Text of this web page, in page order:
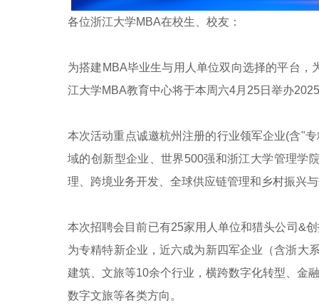
各位浙江大学MBA在校生、校友：
为搭建 MBA毕业生与用人单位双向选择的平台，
江大学MBA教育中心将于本周六4月 25日举办2025
本次活动重点诚邀杭州注册的行业领军企业(含"专
域的创新型企业、世界500强和浙江大学管理学
理、跨境业务开发、全球供应链管理和乡村振兴
本次招聘会目前已有25家用人单位和猎头公司 &
为专精特新企业，近六成为新四军企业（含浙大
建筑、文旅等10余个行业，横跨数字化转型、金
数字文旅等各类方向。